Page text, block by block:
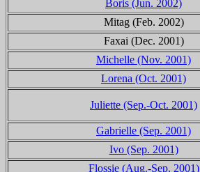
Boris (Jun. 2002)
Mitag(Feb. 2002)
Faxai (Dec. 2001)
Michelle (Nov. 2001)
Lorena (Oct. 2001)
Juliette (Sep.-Oct. 2001)
Gabrielle (Sep. 2001)
Ivo (Sep. 2001)
Flossie (Aug.-Sep. 2001)